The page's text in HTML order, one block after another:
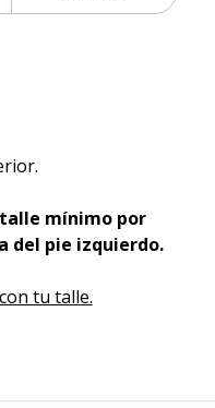
mínimo por
del pie izquierdo.
tu talle.